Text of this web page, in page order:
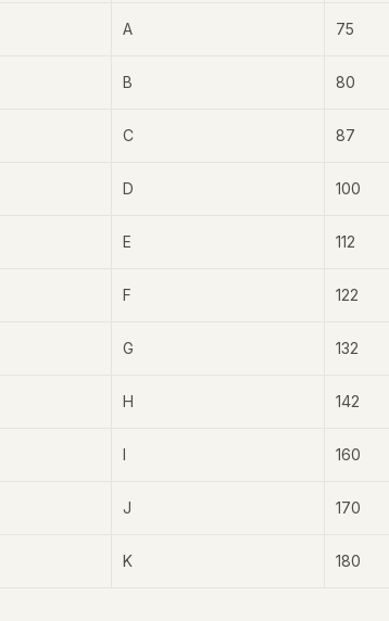
A 75
B 80
C 87
D 100
E 112
F 122
G 132
H 142
I 160
J 170
K 180